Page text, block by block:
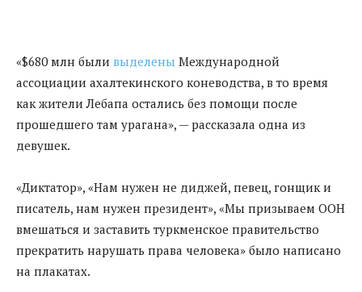
«$680 млн были выделены Международной
ассоциации ахалтекинского коневодства, в то время
как жители Лебапа остались без помощи после
прошедшего там урагана», — рассказала одна из
девушек.
«Диктатор», «Нам нужен не диджей, певец, гонщик и
писатель, нам нужен президент», «Мы призываем ООН
вмешаться и заставить туркменское правительство
прекратить нарушать права человека» было написано
на плакатах.